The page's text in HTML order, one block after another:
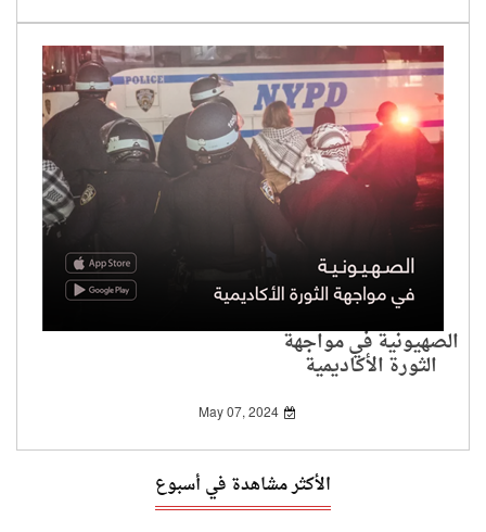
الصهيونية في مواجهة
الثورة الأكاديمية
May 07, 2024
الأكثر مشاهدة في أسبوع